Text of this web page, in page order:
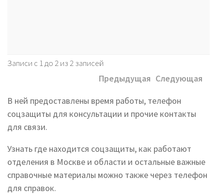
Записи с 1 до 2 из 2 записей
Предыдущая Следующая
В ней предоставлены время работы, телефон
соцзащиты для консультации и прочие контакты
для связи.
Узнать где находится соцзащиты, как работают
отделения в Москве и области и остальные важные
справочные материалы можно также через телефон
для справок.